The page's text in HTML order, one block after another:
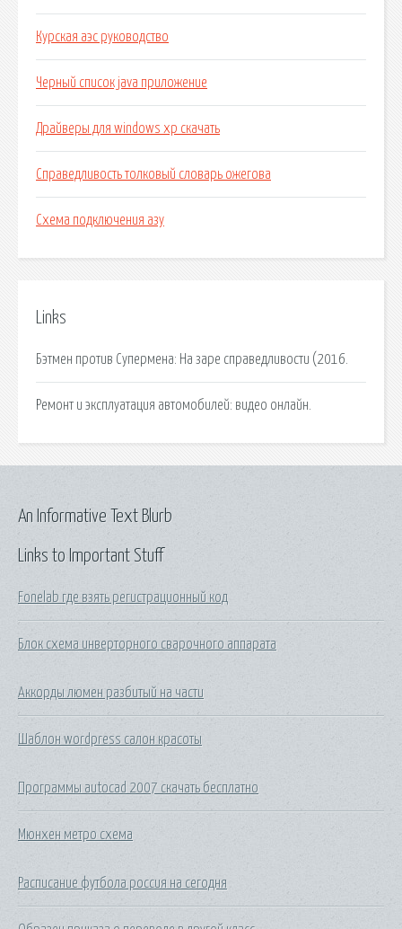
Курская аэс руководство
Черный список java приложение
Драйверы для windows xp скачать
Справедливость толковый словарь ожегова
Схема подключения азу
Links
Бэтмен против Супермена: На заре справедливости (2016.
Ремонт и эксплуатация автомобилей: видео онлайн.
Links to Important Stuff
Fonelab где взять регистрационный код
Блок схема инверторного сварочного аппарата
Аккорды люмен разбитый на части
Шаблон wordpress салон красоты
Программы autocad 2007 скачать бесплатно
Мюнхен метро схема
Расписание футбола россия на сегодня
An Informative Text Blurb